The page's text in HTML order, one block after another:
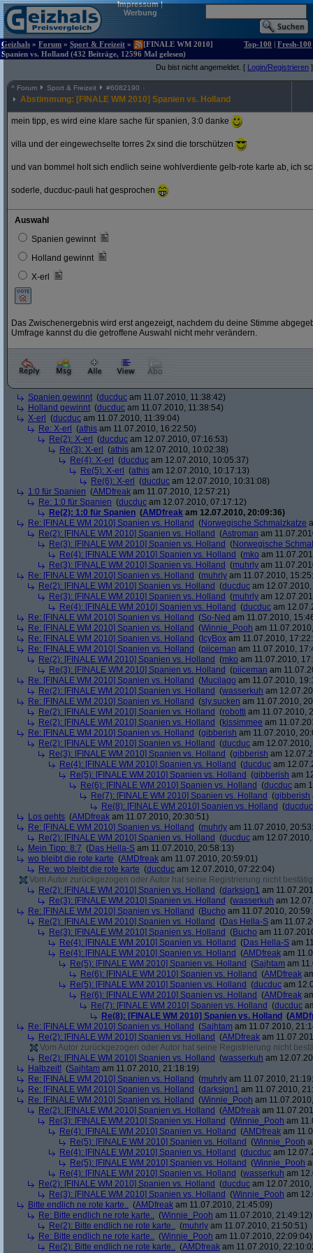
Impressum|
Werbung
Geizhals » Forum » Sport & Freizeit »
[FINALE WM 2010]
Spanien vs. Holland (432 Beiträge, 12596 Mal gelesen)
Top-100 | Fresh-100
Du bist nicht angemeldet. [ Login/Registrieren ]
^ Forum Sport & Freizeit #6082190
Abstimmung: [FINALE WM 2010] Spanien vs. Holland
mein tipp, es wird eine klare sache für spanien, 3:0 danke
villa und der eingewechselte torres 2x sind die torschützen
und van bommel holt sich endlich seine wohlverdiente gelb-rote karte ab, ich
soderle, ducduc-pauli hat gesprochen
Auswahl
Spanien gewinnt
Holland gewinnt
X-erl
Das Zwischenergebnis wird erst angezeigt, nachdem du deine Stimme
Umfrage kannst du die getroffene Auswahl nicht mehr verändern.
Spanien gewinnt (ducduc am 11.07.2010, 11:38:42)
Holland gewinnt (ducduc am 11.07.2010, 11:38:54)
X-erl
(ducduc am 11.07.2010, 11:39:04)
Re: X-erl
(athis am 11.07.2010, 16:22:50)
Re(2): X-erl
(ducduc am 12.07.2010, 07:16:53)
Re(3): X-erl
(athis am 12.07.2010, 10:02:38)
Re(4): X-erl
(ducduc am 12.07.2010, 10:05:37)
Re(5): X-erl
(athis am 12.07.2010, 10:17:13)
Re(6): X-erl
(ducduc am 12.07.2010, 10:31:08)
1:0 für Spanien (AMDfreak am 11.07.2010, 12:57:21)
Re: 1:0 für Spanien (ducduc am 12.07.2010, 07:17:12)
Re(2): 1:0 für Spanien (AMDfreak am 12.07.2010, 20:09:36)
Re: [FINALE WM 2010] Spanien vs. Holland (Norwegische Schmalzkatze
Re(2): [FINALE WM 2010] Spanien vs. Holland (Astroman am
Re(3): [FINALE WM 2010] Spanien vs. Holland (Norwegische
Re(4): [FINALE WM 2010] Spanien vs. Holland (mko am
Re(3): [FINALE WM 2010] Spanien vs. Holland (muhrly am
Re: [FINALE WM 2010] Spanien vs. Holland (muhrly am 11.07.2010,
Re(2): [FINALE WM 2010] Spanien vs. Holland (ducduc am
Re(3): [FINALE WM 2010] Spanien vs. Holland (muhrly am
Re(4): [FINALE WM 2010] Spanien vs. Holland (ducduc am
Re: [FINALE WM 2010] Spanien vs. Holland (So-Ned am 11.07.2010,
Re: [FINALE WM 2010] Spanien vs. Holland (Winnie_Pooh am
Re: [FINALE WM 2010] Spanien vs. Holland ( IcyBox am 11.07.2010,
Re: [FINALE WM 2010] Spanien vs. Holland (piiceman am 11.07.2010,
Re(2): [FINALE WM 2010] Spanien vs. Holland (mko am 11.07.2010,
Re(3): [FINALE WM 2010] Spanien vs. Holland (piiceman am
Re: [FINALE WM 2010] Spanien vs. Holland (Mucilago am 11.07.2010,
Re(2): [FINALE WM 2010] Spanien vs. Holland (wasserkuh am
Re: [FINALE WM 2010] Spanien vs. Holland (sly.sucken am 11.07.2010,
Re(2): [FINALE WM 2010] Spanien vs. Holland (robotti am 11.07.2010,
Re(2): [FINALE WM 2010] Spanien vs. Holland (kissimmee am
Re: [FINALE WM 2010] Spanien vs. Holland (gibberish am 11.07.2010,
Re(2): [FINALE WM 2010] Spanien vs. Holland (ducduc am
Re(3): [FINALE WM 2010] Spanien vs. Holland (gibberish am
Re(4): [FINALE WM 2010] Spanien vs. Holland (ducduc am
Re(5): [FINALE WM 2010] Spanien vs. Holland (gibberish am
Re(6): [FINALE WM 2010] Spanien vs. Holland (ducduc am
Re(7): [FINALE WM 2010] Spanien vs. Holland (gibberish
Re(8): [FINALE WM 2010] Spanien vs. Holland (ducduc
Los gehts (AMDfreak am 11.07.2010, 20:30:51)
Re: [FINALE WM 2010] Spanien vs. Holland (muhrly am 11.07.2010,
Re(2): [FINALE WM 2010] Spanien vs. Holland (ducduc am
Mein Tipp: 8:7 (Das Hella-S am 11.07.2010, 20:58:13)
wo bleibt die rote karte (AMDfreak am 11.07.2010, 20:59:01)
Re: wo bleibt die rote karte (ducduc am 12.07.2010, 07:22:04)
Vom Autor zurückgezogen oder Autor hat seine Registrierung nicht
Re(2): [FINALE WM 2010] Spanien vs. Holland (darksign1 am
Re(3): [FINALE WM 2010] Spanien vs. Holland (wasserkuh am
Re: [FINALE WM 2010] Spanien vs. Holland (Bucho am 11.07.2010,
Re(2): [FINALE WM 2010] Spanien vs. Holland (Das Hella-S am
Re(3): [FINALE WM 2010] Spanien vs. Holland (Bucho am
Re(4): [FINALE WM 2010] Spanien vs. Holland (Das Hella-S am
Re(4): [FINALE WM 2010] Spanien vs. Holland (AMDfreak am
Re(5): [FINALE WM 2010] Spanien vs. Holland (Sajhtam am
Re(6): [FINALE WM 2010] Spanien vs. Holland (AMDfreak
Re(5): [FINALE WM 2010] Spanien vs. Holland (ducduc am
Re(6): [FINALE WM 2010] Spanien vs. Holland (AMDfreak
Re(7): [FINALE WM 2010] Spanien vs. Holland (ducduc
Re(8): [FINALE WM 2010] Spanien vs. Holland (
Re: [FINALE WM 2010] Spanien vs. Holland (Sajhtam am 11.07.2010,
Re(2): [FINALE WM 2010] Spanien vs. Holland (AMDfreak am
Vom Autor zurückgezogen oder Autor hat seine Registrierung nicht
Re(2): [FINALE WM 2010] Spanien vs. Holland (wasserkuh am
Halbzeit! (Sajhtam am 11.07.2010, 21:18:19)
Re: [FINALE WM 2010] Spanien vs. Holland (muhrly am 11.07.2010,
Re: [FINALE WM 2010] Spanien vs. Holland (darksign1 am 11.07.2010,
Re: [FINALE WM 2010] Spanien vs. Holland (Winnie_Pooh am
Re(2): [FINALE WM 2010] Spanien vs. Holland (AMDfreak am
Re(3): [FINALE WM 2010] Spanien vs. Holland (Winnie_Pooh am
Re(4): [FINALE WM 2010] Spanien vs. Holland (AMDfreak am
Re(5): [FINALE WM 2010] Spanien vs. Holland (Winnie_Pooh
Re(4): [FINALE WM 2010] Spanien vs. Holland (ducduc am
Re(5): [FINALE WM 2010] Spanien vs. Holland (Winnie_Pooh
Re(4): [FINALE WM 2010] Spanien vs. Holland (wasserkuh am
Re(2): [FINALE WM 2010] Spanien vs. Holland (ducduc am
Re(3): [FINALE WM 2010] Spanien vs. Holland (Winnie_Pooh am
Bitte endlich ne rote karte.. (AMDfreak am 11.07.2010, 21:45:09)
Re: Bitte endlich ne rote karte.. (Winnie_Pooh am 11.07.2010, 21:49:12)
Re(2): Bitte endlich ne rote karte.. (muhrly am 11.07.2010, 21:50:51)
Re: Bitte endlich ne rote karte.. (Winnie_Pooh am 11.07.2010, 22:09:04)
Re(2): Bitte endlich ne rote karte.. (AMDfreak am 11.07.2010,